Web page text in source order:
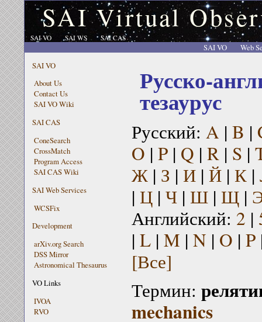
SAI Virtual
SAI VO SAI WS SAI CAS
SAI VO
Web
SAI VO
About Us
Contact Us
SAI VO Wiki
SAI CAS
ConeSearch
CrossMatch
Program Access
SAI CAS Wiki
SAI Web Services
WCSFix
Development
arXiv.org Search
DSS Mirror
Astronomical Thesaurus
VO Links
IVOA
RVO
Русско-
тезаурус
Русский: A | B |
O | P| Q | R| S |
Ж| З | И| Й| К|
| Ц| Ч| Ш| Щ|
Английский: 2 |
| L| M | N | O | P
[Все]
Термин:
mechanics